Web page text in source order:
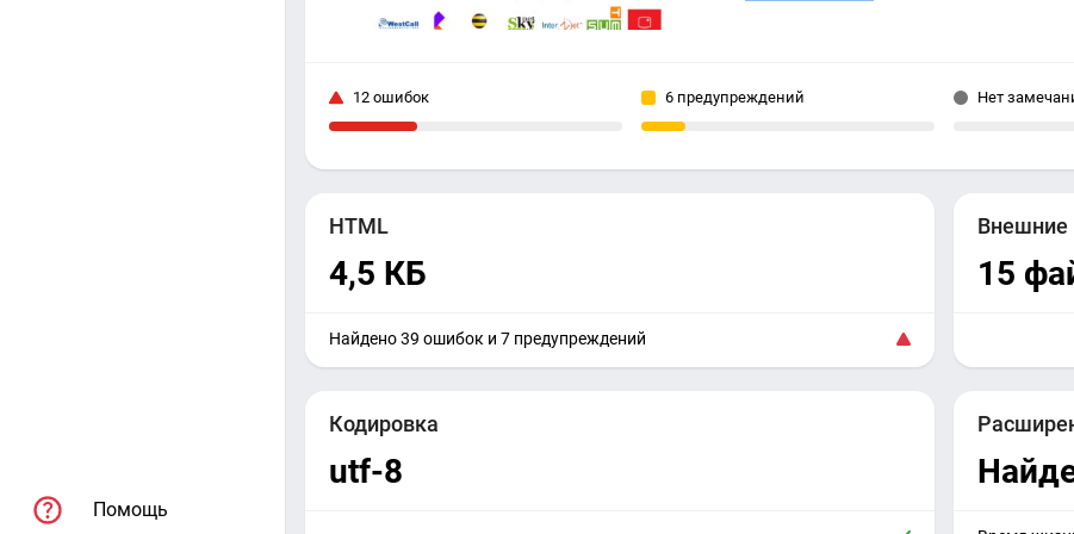
Помощь
12 ошибок 6 предупреждений Нет
HTML
4,5 КБ
Найдено 39 ошибок и 7 предупреждений
Внешние
15
Кодировка
utf-8